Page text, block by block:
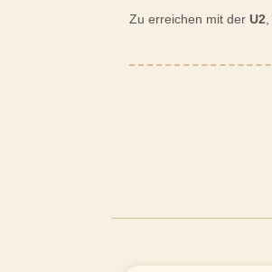
Zu erreichen mit der U2